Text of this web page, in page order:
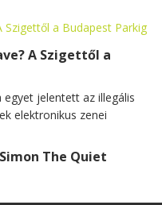
A Szigettől a
egyet jelentett az illegális
elektronikus zenei
The Quiet